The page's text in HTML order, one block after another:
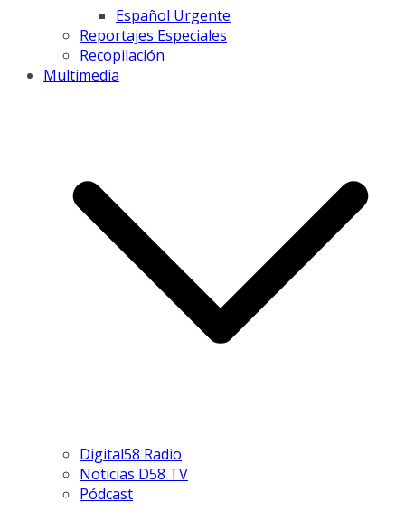
Español Urgente
Reportajes Especiales
Recopilación
Multimedia
Digital58 Radio
Noticias D58 TV
Pódcast